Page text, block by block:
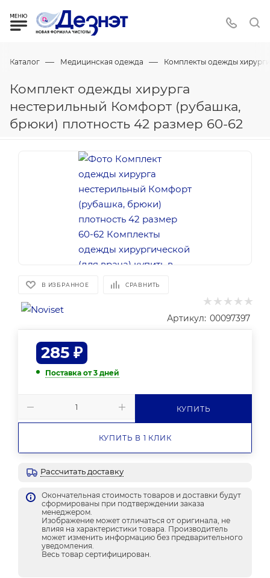
Каталог — Медицинская одежда — Комплекты одежды
Комплект одежды хирурга
нестерильный Комфорт (рубашка,
брюки) плотность 42 размер 60-62
В ИЗБРАННОЕ СРАВНИТЬ
Артикул: 00097397
285 ₽
Поставка от 3 дней
КУПИТЬ
КУПИТЬ В 1 КЛИК
Рассчитать доставку
Окончательная стоимость товаров и доставки будут
сформированы при подтверждении заказа
менеджером.
Изображение может отличаться от оригинала, не
влияя на характеристики товара. Производитель
может изменить информацию без предварительного
уведомления.
Весь товар сертифицирован.